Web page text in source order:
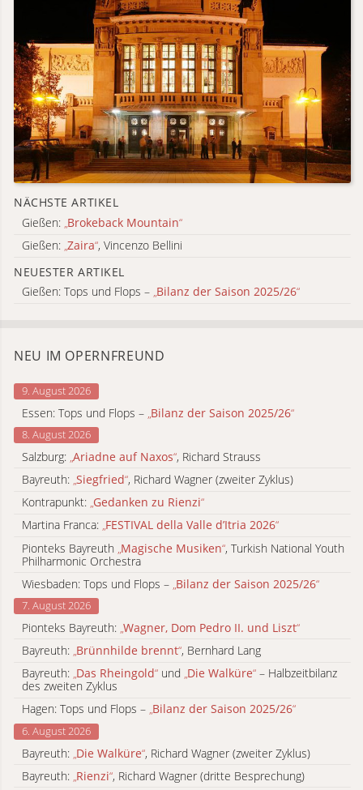
NÄCHSTE ARTIKEL
Gießen: „Brokeback Mountain“
Gießen: „Zaira“, Vincenzo Bellini
NEUESTER ARTIKEL
Gießen: Tops und Flops – „Bilanz der Saison 2025/26“
NEU IM OPERNFREUND
9. August 2026
Essen: Tops und Flops – Bilanz der Saison 2025/26“
8. August 2026
Salzburg: „Ariadne auf Naxos“, Richard Strauss
Bayreuth: „Siegfried“, Richard Wagner (zweiter Zyklus)
Kontrapunkt: „Gedanken zu Rienzi“
Martina Franca: „FESTIVAL della Valle d’Itria 2026“
Pionteks Bayreuth Magische Musiken“, Turkish National Youth
Philharmonic Orchestra
Wiesbaden: Tops und Flops – Bilanz der Saison 2025/26“
7. August 2026
Pionteks Bayreuth: „Wagner, Dom Pedro II. und Liszt“
Bayreuth: „Brünnhilde brennt“, Bernhard Lang
Bayreuth: „Das Rheingold“ und „Die Walküre“ – Halbzeitbilanz
des zweiten Zyklus
Hagen: Tops und Flops – „Bilanz der Saison 2025/26“
6. August 2026
Bayreuth: Die Walküre“, Richard Wagner (zweiter Zyklus)
Bayreuth: „Rienzi“, Richard Wagner (dritte Besprechung)